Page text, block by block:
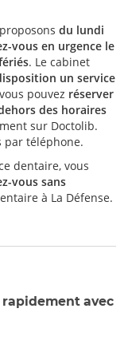
du lundi
vous en urgence le
. Le cabinet
un service
pouvez réserver
des horaires
sur Doctolib.
par téléphone.
dentaire, vous
vous sans
à La Défense.
avec